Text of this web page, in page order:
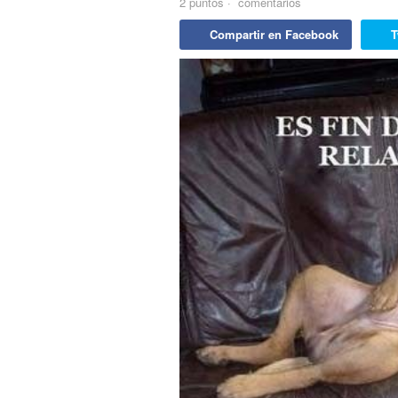
Compartir en Facebook